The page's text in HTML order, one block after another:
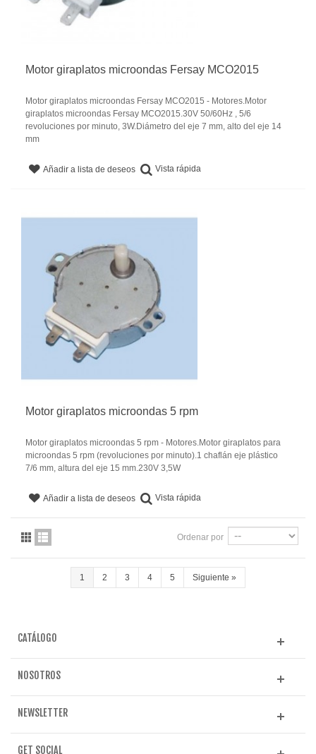
Motor giraplatos microondas Fersay MCO2015
Motor giraplatos microondas Fersay MCO2015 - Motores.Motor
giraplatos microondas Fersay MCO2015.30V 50/60Hz , 5/6
revoluciones por minuto, 3W.Diámetro del eje 7 mm, alto del eje 14
mm
Añadir a lista de deseos Vista rápida
Motor giraplatos microondas 5 rpm
Motor giraplatos microondas 5 rpm - Motores.Motor giraplatos para
microondas 5 rpm (revoluciones por minuto).1 chaflán eje plástico
7/6 mm, altura del eje 15 mm.230V 3,5W
Añadir a lista de deseos Vista rápida
Ordenar por
1 2 3 4 5 Siguiente »
CATÁLOGO
NOSOTROS
NEWSLETTER
GET SOCIAL